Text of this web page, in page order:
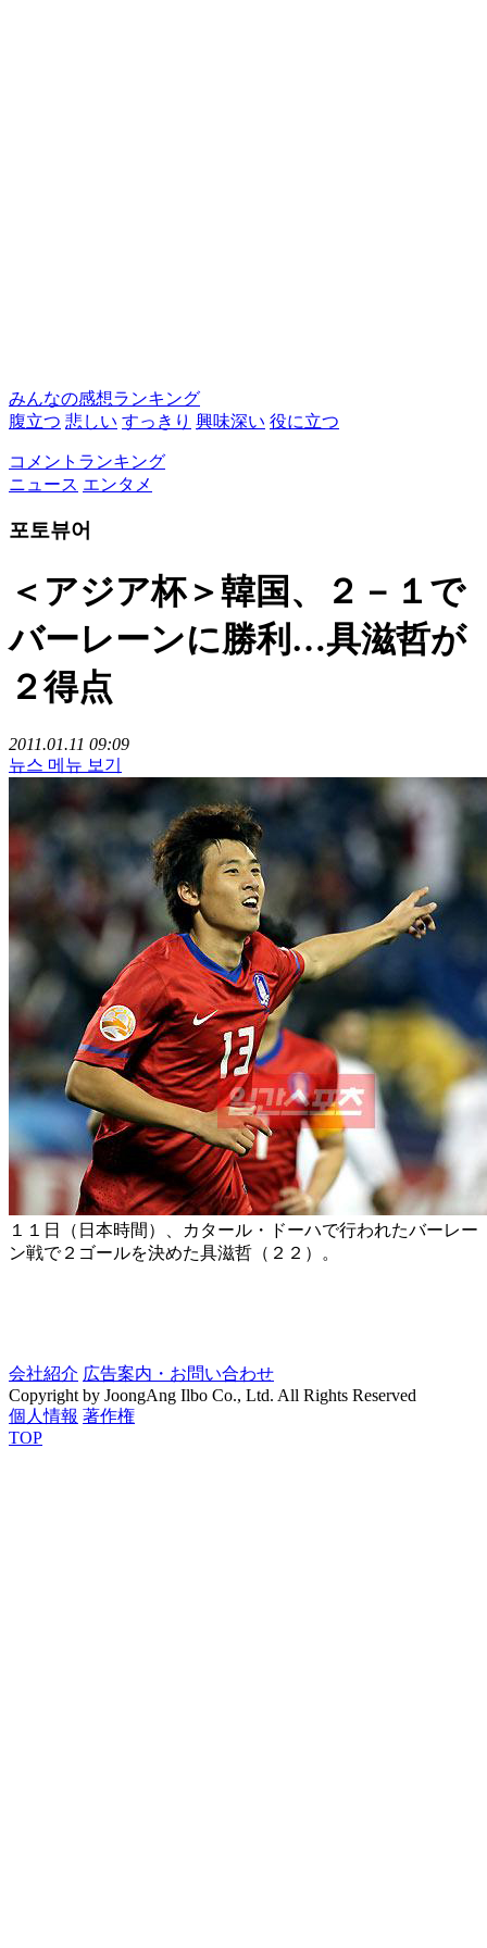
みんなの感想ランキング
腹立つ 悲しい すっきり 興味深い 役に立つ
コメントランキング
ニュース エンタメ
포토뷰어
＜アジア杯＞韓国、２－１で
バーレーンに勝利…具滋哲が
２得点
2011.01.11 09:09
뉴스 메뉴 보기
１１日（日本時間）、カタール・ドーハで行われたバーレー
ン戦で２ゴールを決めた具滋哲（２２）。
会社紹介 広告案内・お問い合わせ
Copyright by JoongAng Ilbo Co., Ltd. All Rights Reserved
個人情報 著作権
TOP